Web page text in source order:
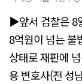
▶앞서 검찰은 8
8억원이 넘는 불
상태로 재판에
용 변호사(전 성